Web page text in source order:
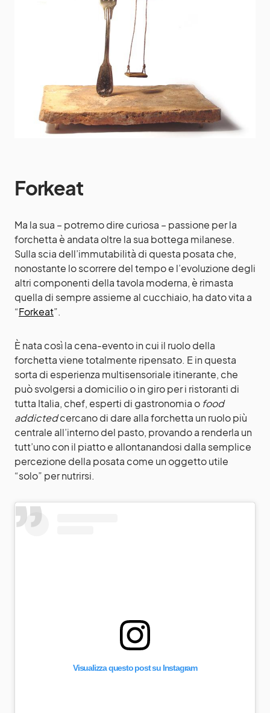
Forkeat
Ma la sua – potremo dire curiosa – passione per la
forchetta è andata oltre la sua bottega milanese.
Sulla scia dell’immutabilità di questa posata che,
nonostante lo scorrere del tempo e l’evoluzione degli
altri componenti della tavola moderna, è rimasta
quella di sempre assieme al cucchiaio, ha dato vita a
“Forkeat”.
È nata così la cena-evento in cui il ruolo della
forchetta viene totalmente ripensato. E in questa
sorta di esperienza multisensoriale itinerante, che
può svolgersi a domicilio o in giro per i ristoranti di
tutta Italia, chef, esperti di gastronomia o food
addictedcercano di dare alla forchetta un ruolo più
centrale all’interno del pasto, provando a renderla un
tutt’uno con il piatto e allontanandosi dalla semplice
percezione della posata come un oggetto utile
“solo” per nutrirsi.
Visualizza questo post su Instagram